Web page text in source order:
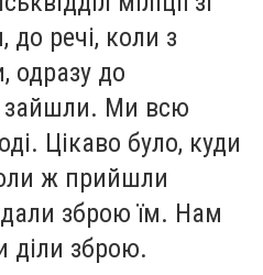
речі, коли з
одразу до
зайшли. Ми всю
Цікаво було, куди
ж прийшли
зброю їм. Нам
діли зброю.